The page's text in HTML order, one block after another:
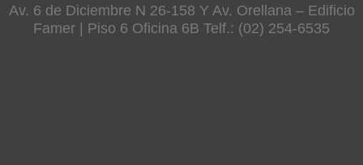
Av. 6 de Diciembre N 26-158 Y Av. Orellana – Edificio
Famer | Piso 6 Oficina 6B Telf.: (02) 254-6535